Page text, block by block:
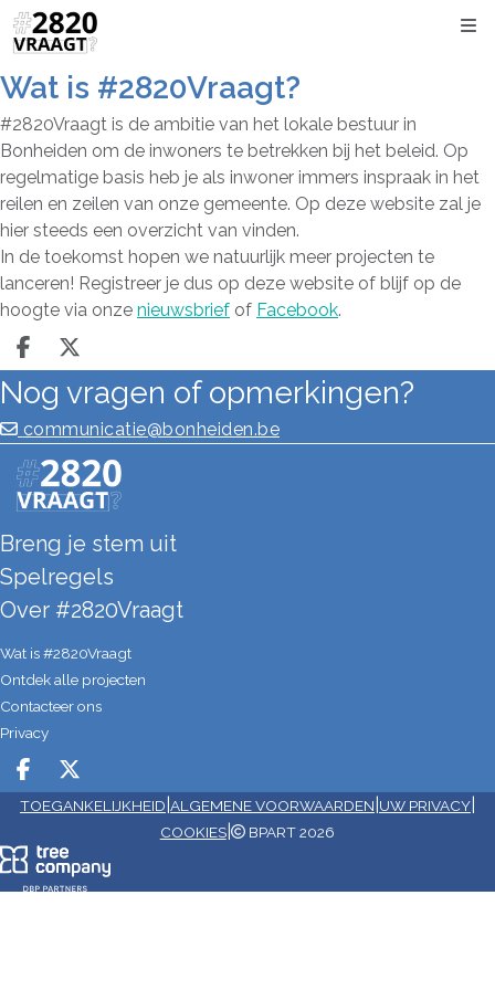
Wat is #2820Vraagt?
#2820Vraagt is de ambitie van het lokale bestuur in
Bonheiden om de inwoners te betrekken bij het beleid. Op
regelmatige basis heb je als inwoner immers inspraak in het
reilen en zeilen van onze gemeente. Op deze website zal je
hier steeds een overzicht van vinden.
In de toekomst hopen we natuurlijk meer projecten te
lanceren! Registreer je dus op deze website of blijf op de
hoogte via onze nieuwsbrief of Facebook.
Deel op facebook
Deel op X
Nog vragen of opmerkingen?
communicatie@bonheiden.be
Breng je stem uit
Spelregels
Over #2820Vraagt
Wat is #2820Vraagt
Ontdek alle projecten
Contacteer ons
Privacy
Deel op facebook
Deel op X
TOEGANKELIJKHEID ALGEMENE VOORWAARDEN UW PRIVACY
COOKIES| BPART 2026